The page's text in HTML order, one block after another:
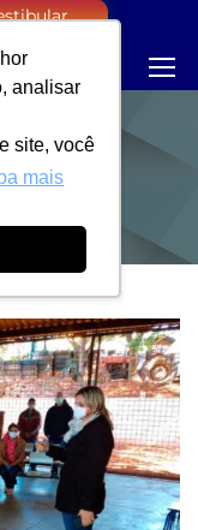
analisar
site, você
mais